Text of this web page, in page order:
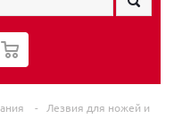
0
-
Лезвия для ножей и